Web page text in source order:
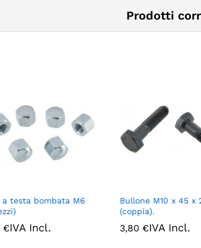
Prodotti
a testa bombata M6
€IVA Incl.
Bullone M10 x 45 x
(coppia).
3,80 €IVA Incl.